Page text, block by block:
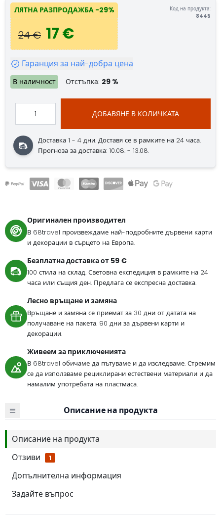
ЛЯТНА РАЗПРОДАЖБА -29%
24 € 17 €
Код на продукта:
8445
Гаранция за най-добра цена
В наличност Отстъпка: 29 %
ДОБАВЯНЕ В КОЛИЧКАТА
Доставка 1 - 4 дни.Доставя се в рамките на 24 часа.
Прогноза за доставка: 10.08. - 13.08.
Оригинален производител
В 68travel произвеждаме най-подробните дървени карти
и декорации в сърцето на Европа.
Безплатна доставка от 59 €
100 стила на склад. Световна експедиция в рамките на 24
часа или същия ден. Предлага се експресна доставка.
Лесно връщане и замяна
Връщане и замяна се приемат за 30 дни от датата на
получаване на пакета. 90 дни за дървени карти и
декорации.
Живеем за приключенията
В 68travel обичаме да пътуваме и да изследваме. Стремим
се да използваме рециклирани естествени материали и да
намалим употребата на пластмаса.
Описание на продукта
Описание на продукта
Отзиви
1
Допълнителна информация
Задайте въпрос